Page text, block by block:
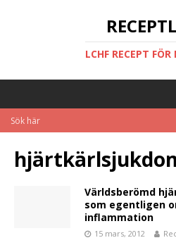
LCHF RECEPT
Världsberömd
som egentligen
inflammation
15 mars, 2012